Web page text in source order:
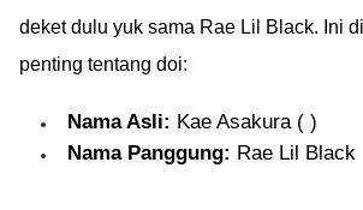
deket dulu yuk sama Rae Lil Black. Ini
penting tentang doi:
Nama Asli: Kae Asakura ( )
Nama Panggung: Rae Lil Black